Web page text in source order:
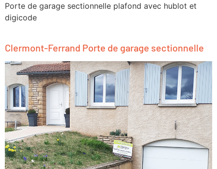
Porte de garage sectionnelle plafond avec hublot et
digicode
Clermont-Ferrand Porte de garage sectionnelle